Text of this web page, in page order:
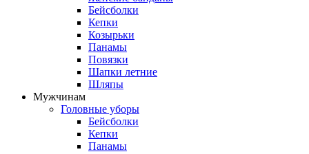
Бейсболки
Кепки
Козырьки
Панамы
Повязки
Шапки летние
Шляпы
Мужчинам
Головные уборы
Бейсболки
Кепки
Панамы